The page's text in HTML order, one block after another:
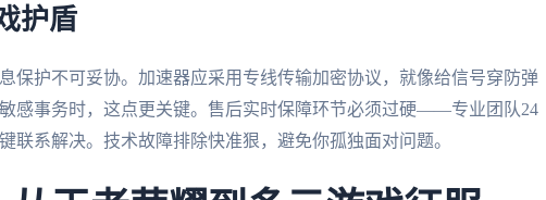
护盾
保护不可妥协。加速器应采用专线传输加密协议，就像给信号穿防弹
感事务时，这点更关键。售后实时保障环节必须过硬——专业团队24
联系解决。技术故障排除快准狠，避免你孤独面对问题。